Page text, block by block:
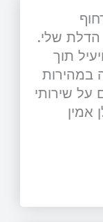
שלי.
תוך
במהירות
על שירותי
אמין